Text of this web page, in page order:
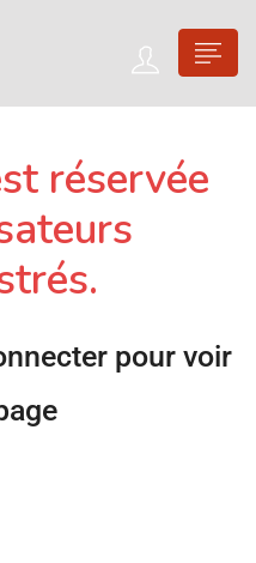
réservée
pour voir